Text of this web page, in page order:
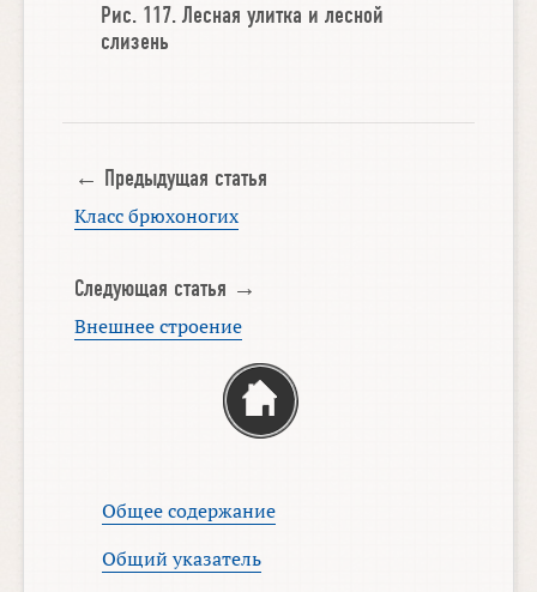
Рис. 117.Лесная улитка илесной
слизень
← Предыдущая статья
Класс брюхоногих
Следующая статья →
Внешнее строение
Общее содержание
Общий указатель